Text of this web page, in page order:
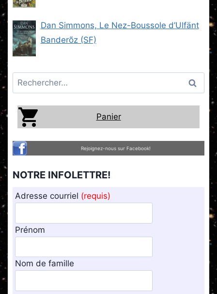
Dan Simmons, Le Nez-Boussole d’Ulfänt
Banderõz (SF)
Rechercher :
Panier
Rejoignez-nous sur Facebook!
NOTRE INFOLETTRE!
Adresse courriel (requis)
Prénom
Nom de famille